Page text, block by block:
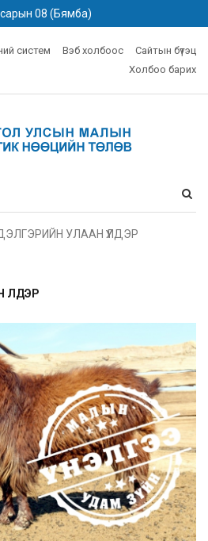
08 (Бямба)
систем Вэб холбоос
Сайтын бүтэц
Холбоо барих
УЛААН ҮҮЛДЭР